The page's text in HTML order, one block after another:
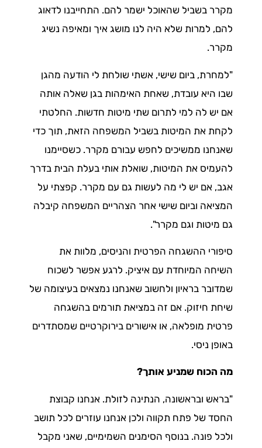
מקרר בשביל שהאוכל ישמר להם. התחייבנו לדאוג
להם, למרות שלא היה לנו מושג איך ומאיפה נשיג
מקרר.
"למחרת, ביום שישי, אשתי שולחת לי הודעה מהגן
שבו היא עובדת, שאחת האימהות בגן שאלה אותה
אם יש לה למי לתרום שתי מיטות חדשות. החלטתי
לקחת את המיטות בשביל המשפחה הזאת, תוך כדי
שאנחנו ממשיכים לחפש עבורם מקרר. כשסיימנו
להעמיס את המיטות, שואלת אותי בעלת הבית בדרך
אגב, אם יש לי מה לעשות גם עם מקרר. קפצתי על
המציאה וביום שישי אחר הצהריים המשפחה קיבלה
גם מיטות וגם מקרר".
סיפורי ההשגחה הפרטית והניסים, מלוות את
השיחה המיוחדת עם איציק. לרגע אפשר לשכוח
שמדובר בראיון ולחשוב שאנחנו נמצאים בעיצומה של
שיחת חיזוק. אם זה במציאת תורמים בהשגחה
פרטית מופלאה, או אישורים בירוקרטיים שמסתדרים
באופן ניסי.
מה הכוח שמניע אותך?
"בראש ובראשונה, הנתינה לזולת. אנחנו קבוצת
החסד של פתח תקווה ולכן אנחנו עוזרים לכל תושב
ולכל פונה. בנוסף הסימנים השמימיים, שאני מקבל